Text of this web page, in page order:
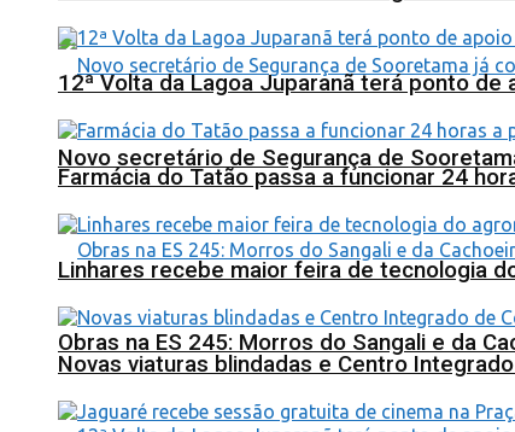
Novo secretário de Segurança de
Obras na ES 245: Morros do Sangali e da
12ª Volta da Lagoa Juparanã terá ponto
Farmácia do Tatão passa a funcionar 24
Linhares recebe maior feira de tecnologia
Novas viaturas blindadas e Centro